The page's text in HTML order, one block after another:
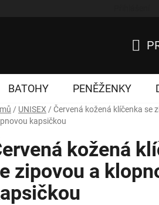
BATOHY PENĚŽENKY
/ UNISEX / Červená kožená klíčenka se
kapsičkou
kožená
zipovou a